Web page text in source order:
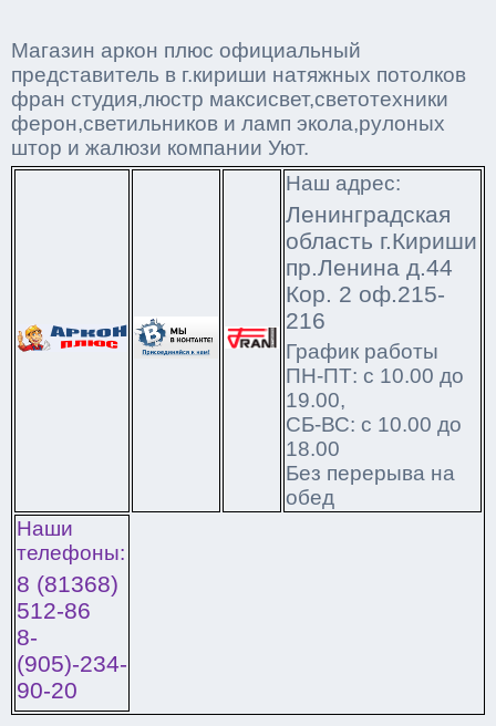
Магазин аркон плюс официальный
представитель в г.кириши натяжных потолков
фран студия,люстр максисвет,светотехники
ферон,светильников и ламп экола,рулоных
штор и жалюзи компании Уют.
Наш адрес:
Ленинградская
область г.Кириши
пр.Ленина д.44
Кор. 2 оф.215-
216
График работы
ПН-ПТ: с 10.00 до
19.00,
СБ-ВС: с 10.00 до
18.00
Без перерыва на
обед
Наши
телефоны:
8 (81368)
512-86
8-
(905)-234-
90-20